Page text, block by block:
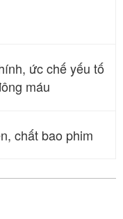
ức chế yếu tố
máu
chất bao phim